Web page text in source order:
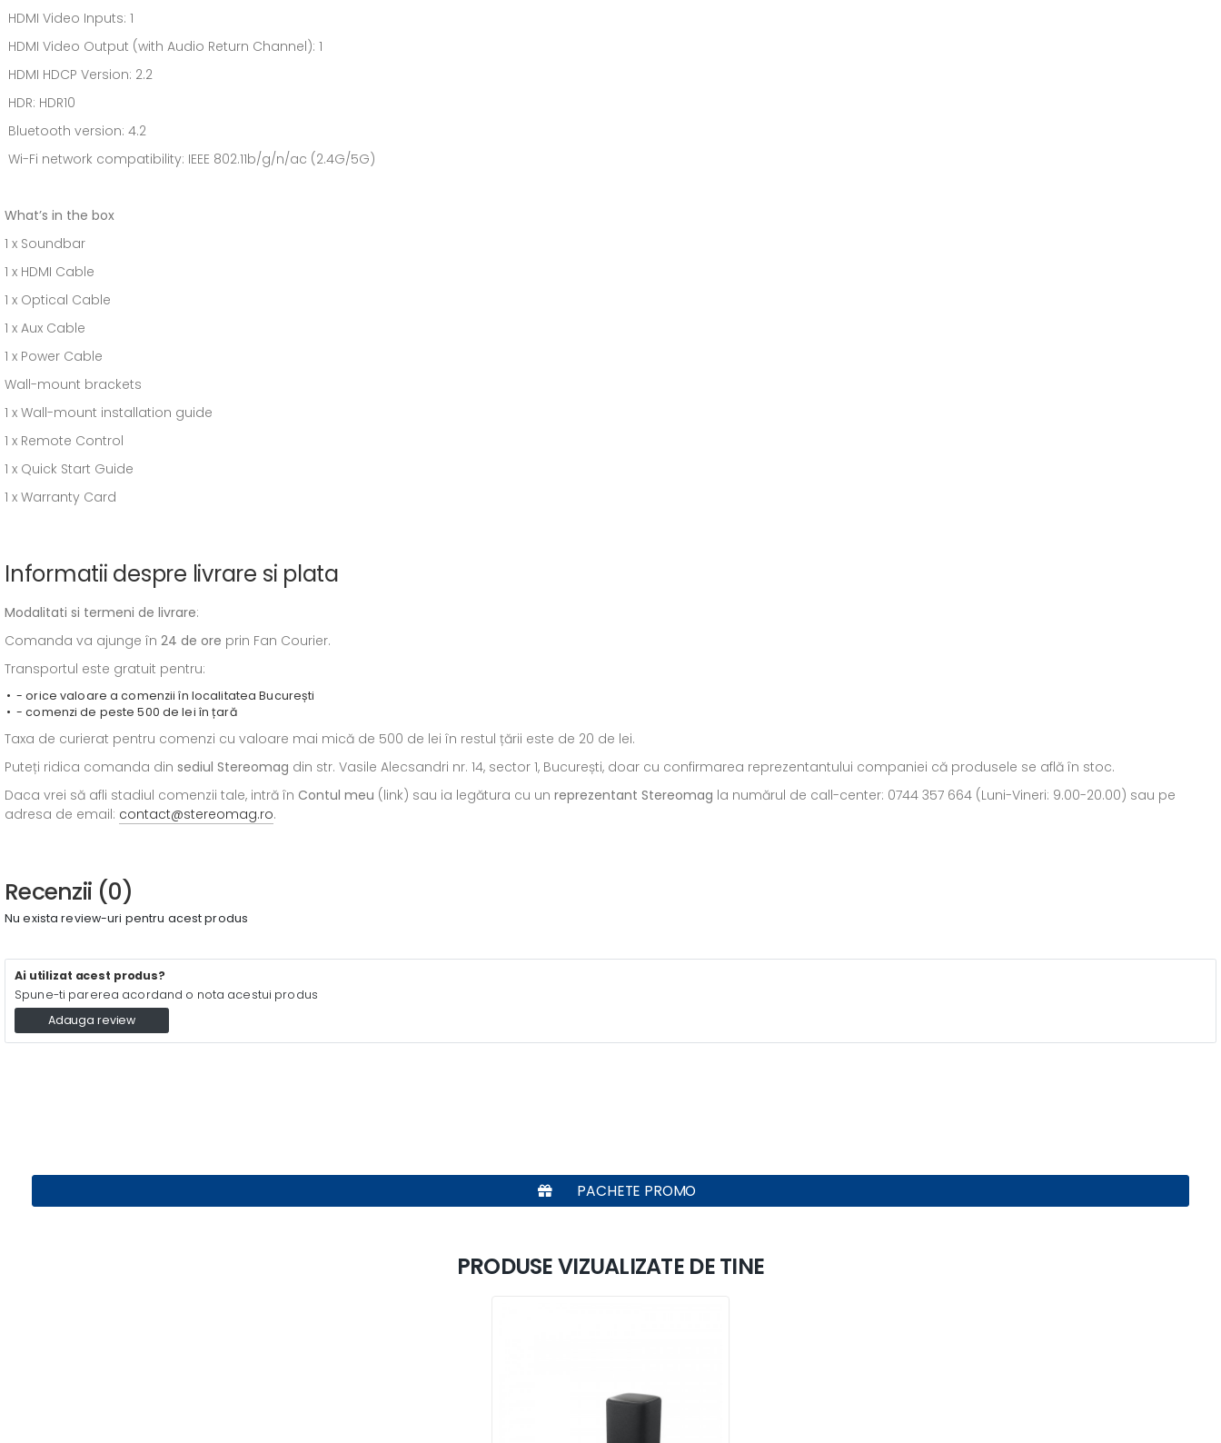
HDMI Video Inputs: 1
HDMI Video Output (with Audio Return Channel): 1
HDMI HDCP Version: 2.2
HDR: HDR10
Bluetooth version: 4.2
Wi-Fi network compatibility: IEEE 802.11b/g/n/ac (2.4G/5G)
What’s in the box
1 x Soundbar
1 x HDMI Cable
1 x Optical Cable
1 x Aux Cable
1 x Power Cable
Wall-mount brackets
1 x Wall-mount installation guide
1 x Remote Control
1 x Quick Start Guide
1 x Warranty Card
Informatii despre livrare si plata
Modalitati si termeni de livrare:
Comanda va ajunge în 24 de ore prin Fan Courier.
Transportul este gratuit pentru:
- orice valoare a comenzii în localitatea București
- comenzi de peste 500 de lei în țară
Taxa de curierat pentru comenzi cu valoare mai mică de 500 de lei în restul țării este de 20 de lei.
Puteți ridica comanda din sediul Stereomag din str. Vasile Alecsandri nr. 14, sector 1, București, doar cu confirmarea reprezentantului companiei că produsele se află în stoc.
Daca vrei să afli stadiul comenzii tale, intră în Contul meu (link) sau ia legătura cu un reprezentant Stereomag la numărul de call-center: 0744 357 664 (Luni-Vineri: 9.00-20.00) sau pe
adresa de email: contact@stereomag.ro.
Recenzii (0)
Nu exista review-uri pentru acest produs
Ai utilizat acest produs?
Spune-ti parerea acordand o nota acestui produs
Adauga review
PACHETE PROMO
PRODUSE VIZUALIZATE DE TINE